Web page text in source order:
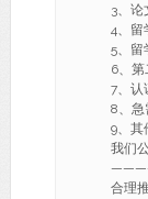
3、论
4、留
5、留
6、第
7、认
8、急
9、其
我们
合理